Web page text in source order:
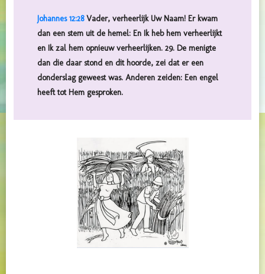
Johannes 12:28Vader, verheerlijk Uw Naam! Er kwam
dan een stem uit de hemel: En Ik heb hem verheerlijkt
en Ik zal hem opnieuw verheerlijken. 29. De menigte
dan die daar stond en dit hoorde, zei dat er een
donderslag geweest was. Anderen zeiden: Een engel
heeft tot Hem gesproken.